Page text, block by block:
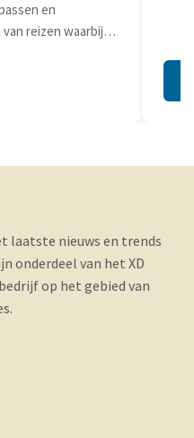
en
reizen waarbij
laatste nieuws en trends
onderdeel van het XD
op het gebied van